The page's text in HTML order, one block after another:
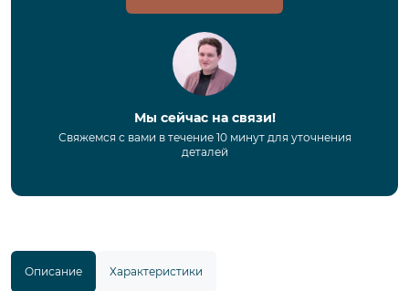
Мы сейчас на связи!
Свяжемся с вами в течение 10 минут для уточнения
деталей
Описание Характеристики